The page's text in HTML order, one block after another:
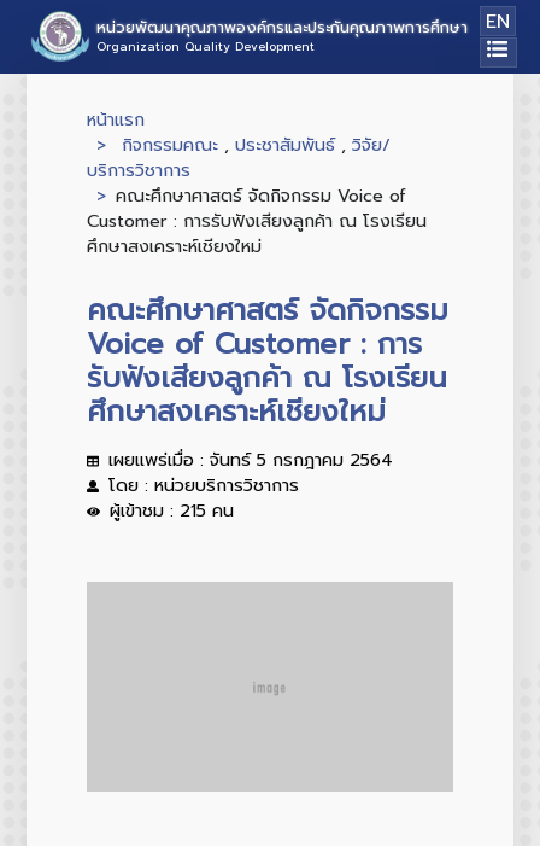
หน่วยพัฒนาคุณภาพองค์กรและประกันคุณภาพการศึกษา
Organization Quality Development
EN
หน้าแรก
กิจกรรมคณะ , ประชาสัมพันธ์ , วิจัย/
บริการวิชาการ
คณะศึกษาศาสตร์ จัดกิจกรรม Voice of
Customer : การรับฟังเสียงลูกค้า ณ โรงเรียน
ศึกษาสงเคราะห์เชียงใหม่
คณะศึกษาศาสตร์ จัดกิจกรรม
Voice of Customer : การ
รับฟังเสียงลูกค้า ณ โรงเรียน
ศึกษาสงเคราะห์เชียงใหม่
เผยแพร่เมื่อ : จันทร์ 5 กรกฎาคม 2564
โดย : หน่วยบริการวิชาการ
ผู้เข้าชม : 215 คน